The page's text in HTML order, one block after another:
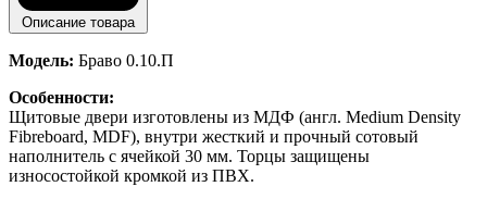
Описание товара
Модель: Браво 0.10.П
Особенности:
Щитовые двери изготовлены из МДФ (англ. Medium Density
Fibreboard, MDF), внутри жесткий и прочный сотовый
наполнитель с ячейкой 30 мм. Торцы защищены
износостойкой кромкой из ПВХ.